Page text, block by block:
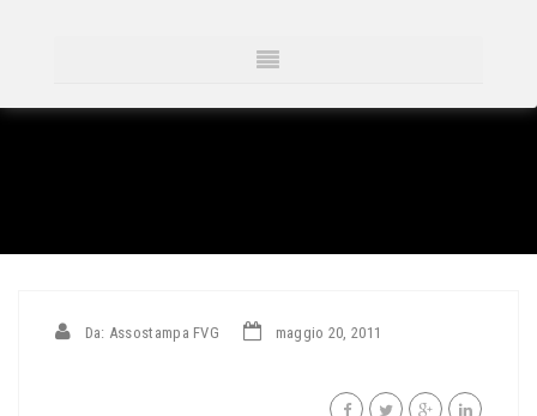
Da: Assostampa FVG maggio 20, 2011